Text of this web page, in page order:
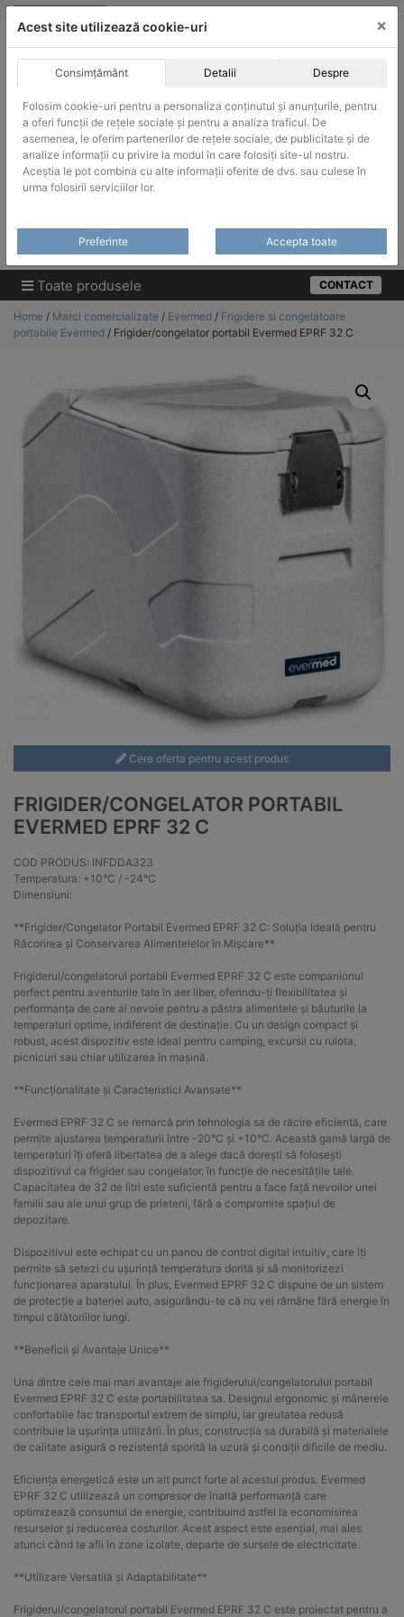
Skip
ACHIZITII PUBLICE
Produsele pot fi achizitionate si in sistemul SEAP / SICAP
Products
Toate produsele CONTACT
Home / Marci comercializate / Evermed / Frigidere si congelatoare
portabile Evermed / Frigider/congelator portabil Evermed EPRF 32 C
Cere oferta pentru acest produs
FRIGIDER/CONGELATOR PORTABIL
EVERMED EPRF 32 C
COD PRODUS: INFDDA323
Temperatura: +10°C / -24°C
Dimensiuni:
**Frigider/Congelator Portabil Evermed EPRF 32 C: Soluția Ideală pentru
Răcorirea și Conservarea Alimentelelor în Mișcare**
Frigiderul/congelatorul portabil Evermed EPRF 32 C este companionul
perfect pentru aventurile tale în aer liber, oferindu-ți flexibilitatea și
performanța de care ai nevoie pentru a păstra alimentele și băuturile la
temperaturi optime, indiferent de destinație. Cu un design compact și
robust, acest dispozitiv este ideal pentru camping, excursii cu rulota,
picnicuri sau chiar utilizarea în mașină.
**Funcționalitate și Caracteristici Avansate**
Evermed EPRF 32 C se remarcă prin tehnologia sa de răcire eficientă, care
permite ajustarea temperaturii între -20°C și +10°C. Această gamă largă de
temperaturi îți oferă libertatea de a alege dacă dorești să folosești
dispozitivul ca frigider sau congelator, în funcție de necesitățile tale.
Capacitatea de 32 de litri este suficientă pentru a face față nevoilor unei
familii sau ale unui grup de prieteni, fără a compromite spațiul de
depozitare.
Dispozitivul este echipat cu un panou de control digital intuitiv, care îți
permite să setezi cu ușurință temperatura dorită și să monitorizezi
funcționarea aparatului. În plus, Evermed EPRF 32 C dispune de un sistem
de protecție a bateriei auto, asigurându-te că nu vei rămâne fără energie în
timpul călătoriilor lungi.
**Beneficii și Avantaje Unice**
Una dintre cele mai mari avantaje ale frigiderului/congelatorului portabil
Evermed EPRF 32 C este portabilitatea sa. Designul ergonomic și mânerele
confortabile fac transportul extrem de simplu, iar greutatea redusă
contribuie la ușurința utilizării. În plus, construcția sa durabilă și materialele
de calitate asigură o rezistență sporită la uzură și condiții dificile de mediu.
Eficiența energetică este un alt punct forte al acestui produs. Evermed
EPRF 32 C utilizează un compresor de înaltă performanță care
optimizează consumul de energie, contribuind astfel la economisirea
resurselor și reducerea costurilor. Acest aspect este esențial, mai ales
atunci când te afli în zone izolate, departe de sursele de electricitate.
**Utilizare Versatilă și Adaptabilitate**
Frigiderul/congelatorul portabil Evermed EPRF 32 C este proiectat pentru a
Acest site utilizează cookie-uri ×
Consimțământ Detalii Despre
Folosim cookie-uri pentru a personaliza conținutul și anunțurile, pentru
a oferi funcții de rețele sociale și pentru a analiza traficul. De
asemenea, le oferim partenerilor de rețele sociale, de publicitate și de
analize informații cu privire la modul în care folosiți site-ul nostru.
Aceștia le pot combina cu alte informații oferite de dvs. sau culese în
urma folosirii serviciilor lor.
Preferinte Accepta toate